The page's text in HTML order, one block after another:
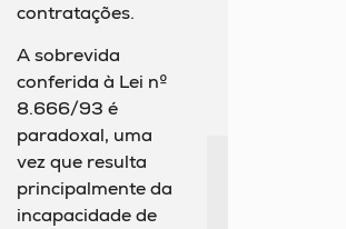
contratações.
A sobrevida
conferida à Lei nº
8.666/93 é
paradoxal, uma
vez que resulta
principalmente da
incapacidade de